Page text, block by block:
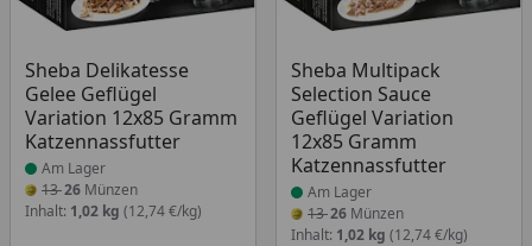
Sheba Delikatesse
Gelee Geflügel
Variation 12x85 Gramm
Katzennassfutter
Produkt am Lager
Am Lager
1326 Münzen
Inhalt: 1,02 kg (12,74 €/kg)
Sheba Multipack
Selection Sauce
Geflügel Variation
12x85 Gramm
Katzennassfutter
Produkt am Lager
Am Lager
1326 Münzen
Inhalt: 1,02 kg (12,74 €/kg)